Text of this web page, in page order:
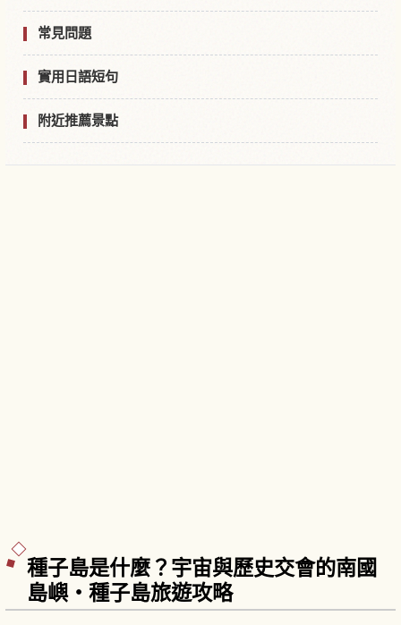
常見問題
實用日語短句
附近推薦景點
種子島是什麼？宇宙與歷史交會的南國
島嶼・種子島旅遊攻略